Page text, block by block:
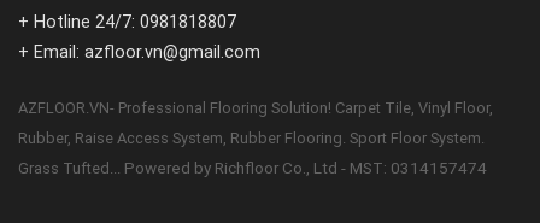
+ Hotline 24/7: 0981818807
+ Email: azfloor.vn@gmail.com
AZFLOOR.VN- Professional Flooring Solution! Carpet Tile, Vinyl Floor,
Rubber, Raise Access System, Rubber Flooring. Sport Floor System.
Grass Tufted... Powered by Richfloor Co., Ltd - MST: 0314157474